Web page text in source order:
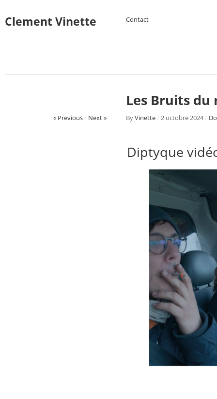
Clement Vinette Contact
Les Bruits du
« Previous / Next » ByVinette / 2 octobre 2024 /
Diptyque